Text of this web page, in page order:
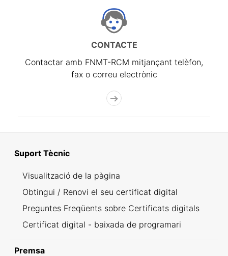
CONTACTE
Contactar amb FNMT-RCM mitjançant telèfon,
fax o correu electrònic
Suport Tècnic
Visualització de la pàgina
Obtingui / Renovi el seu certificat digital
Preguntes Freqüents sobre Certificats digitals
Certificat digital - baixada de programari
Premsa